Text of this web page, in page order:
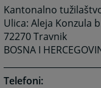
Kantonalno
Ulica: Aleja Konzula
72270 Travnik
BOSNA I
Telefoni: